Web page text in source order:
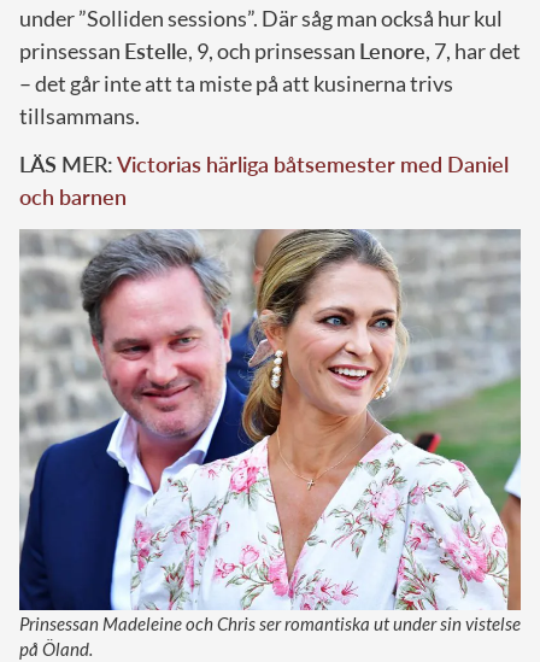
under ”Solliden sessions”. Där såg man också hur kul
prinsessan Estelle, 9, och prinsessan Lenore, 7, har det
– det går inte att ta miste på att kusinerna trivs
tillsammans.
LÄS MER:Victorias härliga båtsemester med Daniel
och barnen
Prinsessan Madeleine och Chris ser romantiska ut under sin vistelse
på Öland.